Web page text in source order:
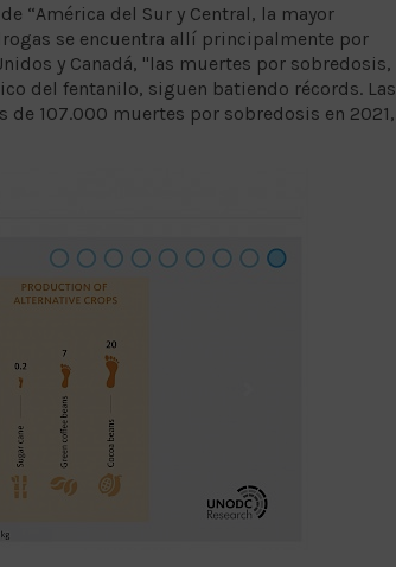
“América del Sur y Central, la mayor
se encuentra allí principalmente por
y Canadá, "las muertes por sobredosis,
del fentanilo, siguen batiendo récords. Las
107.000 muertes por sobredosis en 2021,